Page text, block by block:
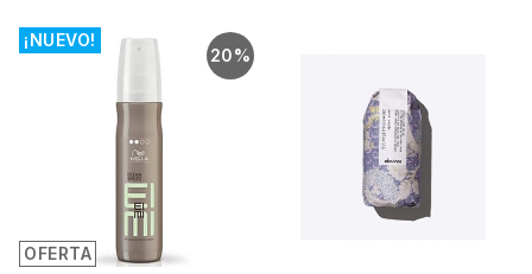
20%
OFERTA
¡NUEVO!